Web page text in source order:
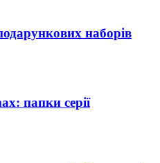
наборів
папки серії